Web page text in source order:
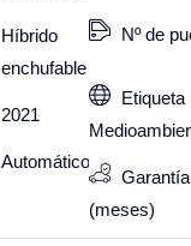
Híbrido
enchufable
2021
Automático
Nº de
Etiqueta
Garantía
(meses)